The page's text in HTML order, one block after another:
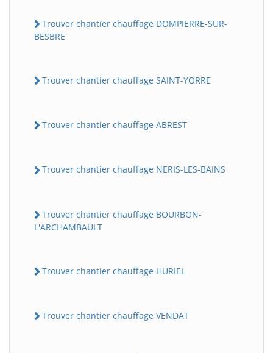
Trouver chantier chauffage DOMPIERRE-SUR-
BESBRE
Trouver chantier chauffage SAINT-YORRE
Trouver chantier chauffage ABREST
Trouver chantier chauffage NERIS-LES-BAINS
Trouver chantier chauffage BOURBON-
L'ARCHAMBAULT
Trouver chantier chauffage HURIEL
Trouver chantier chauffage VENDAT